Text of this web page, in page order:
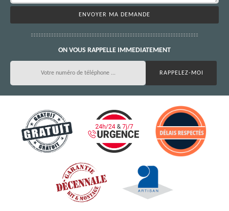
ON VOUS RAPPELLE IMMEDIATEMENT